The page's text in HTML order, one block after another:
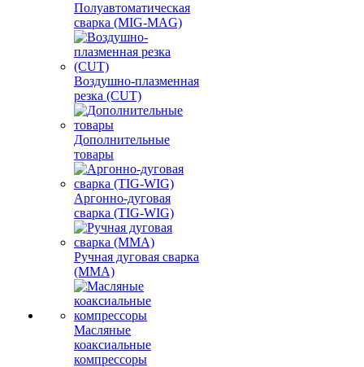
Полуавтоматическая
сварка (MIG-MAG)
Воздушно-плазменная
резка (CUT)
Дополнительные
товары
Аргонно-дуговая
сварка (TIG-WIG)
Ручная дуговая сварка
(MMA)
Масляные
коаксиальные
компрессоры